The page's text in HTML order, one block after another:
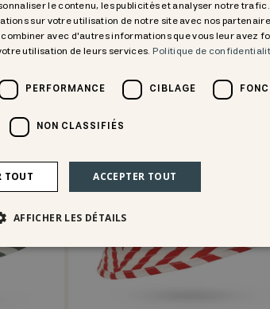
CHF 24.47 CHF 34.95
30% off
le contenu, les publicités et analyser notre
sur votre utilisation de notre site avec nos
avec d'autres informations que vous leur avez
utilisation de leurs services.Politique de
PERFORMANCE CIBLAGE
NON CLASSIFIÉS
ACCEPTER TOUT
TOUT
AFFICHER LES DÉTAILS